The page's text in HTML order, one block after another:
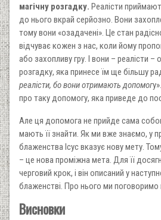
магічну розгадку. Реалісти
до нього вкрай серйозно. Вони
тому вони «озадачені». Це стан
відчуває кожен з нас, коли йому
або захопливу гру. І вони – реалісти –
розгадку, яка принесе їм ще більшу
реалісти, бо вони отримають допомог
про таку допомогу, яка приведе до
Але ця допомога не прийде сама
мають її знайти. Як ми вже знаємо, у
блаженства Ісус вказує нову мету.
– це нова проміжна мета. Для її
черговий крок, і він описаний у
блаженстві. Про нього ми поговоримо
Висновки